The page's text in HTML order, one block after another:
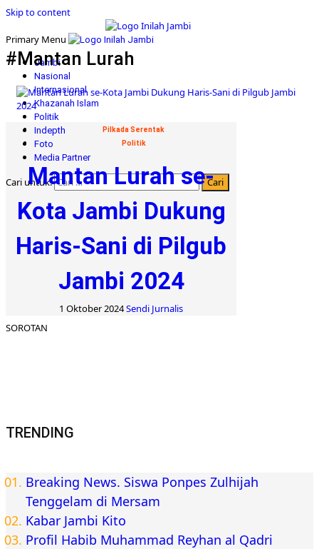
Skip to content
Primary Menu
Jambi
Nasional
Internasional
Khazanah Islam
Politik
Indepth
Foto
Media Partner
Cari untuk:
#Mantan Lurah
Pilkada Serentak
Politik
Mantan Lurah se-
Kota Jambi Dukung
Haris-Sani di Pilgub
Jambi 2024
1 Oktober 2024Sendi Jurnalis
SOROTAN
TRENDING
Breaking News. Siswa Ponpes Zulhijah
Tenggelam di Mersam
Kabar Jambi Kito
Profil Habib Muhammad Reyhan al Qadri